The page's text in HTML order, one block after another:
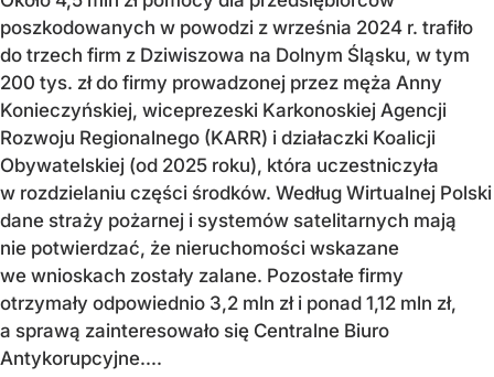
poszkodowanych w powodzi z września 2024 r. trafiło
do trzech firm z Dziwiszowa na Dolnym Śląsku, w tym
200 tys. zł do firmy prowadzonej przez męża Anny
Konieczyńskiej, wiceprezeski Karkonoskiej Agencji
Rozwoju Regionalnego (KARR) i działaczki Koalicji
Obywatelskiej (od 2025 roku), która uczestniczyła
w rozdzielaniu części środków. Według Wirtualnej Polski
dane straży pożarnej i systemów satelitarnych mają
nie potwierdzać, że nieruchomości wskazane
we wnioskach zostały zalane. Pozostałe firmy
otrzymały odpowiednio 3,2 mln zł i ponad 1,12 mln zł,
a sprawą zainteresowało się Centralne Biuro
Antykorupcyjne....